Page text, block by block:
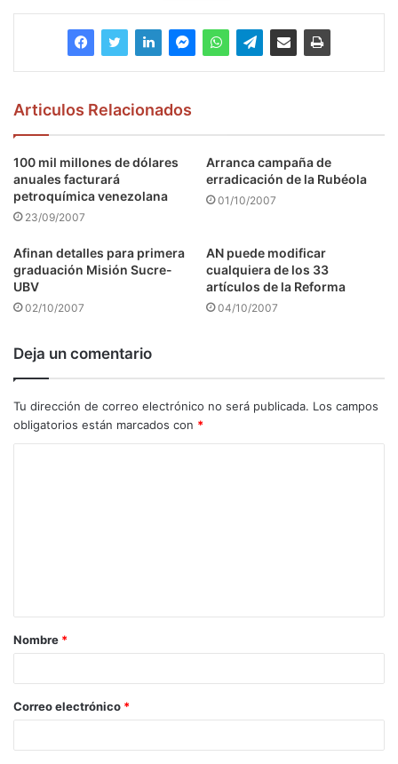
Articulos Relacionados
100 mil millones de dólares
anuales facturará
petroquímica venezolana
23/09/2007
Arranca campaña de
erradicación de la Rubéola
01/10/2007
Afinan detalles para primera
graduación Misión Sucre-
UBV
02/10/2007
AN puede modificar
cualquiera de los 33
artículos de la Reforma
04/10/2007
Deja un comentario
Tu dirección de correo electrónico no será publicada. Los campos
obligatorios están marcados con *
a
r
*
Nombre *
Correo electrónico *